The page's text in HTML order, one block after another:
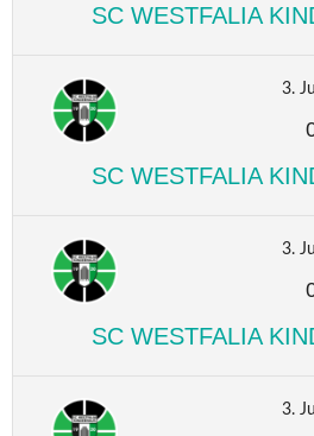
SC WESTFALIA
3.
SC WESTFALIA
3.
SC WESTFALIA
3.